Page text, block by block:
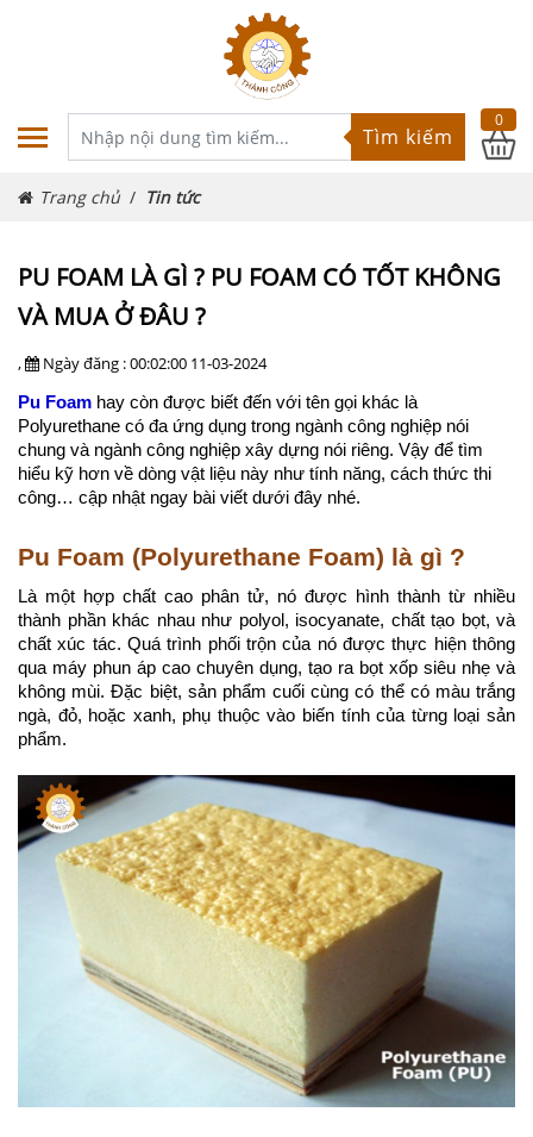
Tìm kiếm
0
Trang chủ Tin tức
PU FOAM LÀ GÌ ? PU FOAM CÓ TỐT KHÔNG
VÀ MUA Ở ĐÂU ?
, Ngày đăng : 00:02:00 11-03-2024
Pu Foam hay còn được biết đến với tên gọi khác là
Polyurethane có đa ứng dụng trong ngành công nghiệp nói
chung và ngành công nghiệp xây dựng nói riêng. Vậy để tìm
hiểu kỹ hơn về dòng vật liệu này như tính năng, cách thức thi
công… cập nhật ngay bài viết dưới đây nhé.
Pu Foam (Polyurethane Foam) là gì ?
Là một hợp chất cao phân tử, nó được hình thành từ nhiều
thành phần khác nhau như polyol, isocyanate, chất tạo bọt, và
chất xúc tác. Quá trình phối trộn của nó được thực hiện thông
qua máy phun áp cao chuyên dụng, tạo ra bọt xốp siêu nhẹ và
không mùi. Đặc biệt, sản phẩm cuối cùng có thể có màu trắng
ngà, đỏ, hoặc xanh, phụ thuộc vào biến tính của từng loại sản
phẩm.